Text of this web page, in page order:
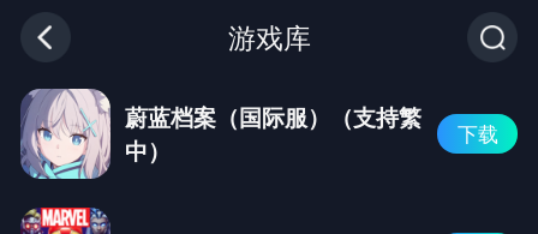
游戏库
蔚蓝档案（国际服）（支持繁
中）
下载